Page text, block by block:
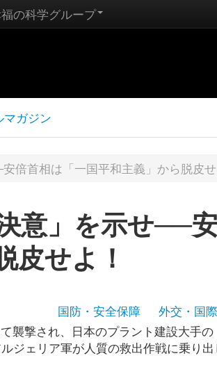
の科学グループ
ガジン
倍首相は「一国平和主義」から脱皮せ
意」を示せ──
皮せよ！
国防・安全保障
外交・国
襲撃され、日本のプラント建設大手の
ジェリア軍が人質の救出作戦に乗り出